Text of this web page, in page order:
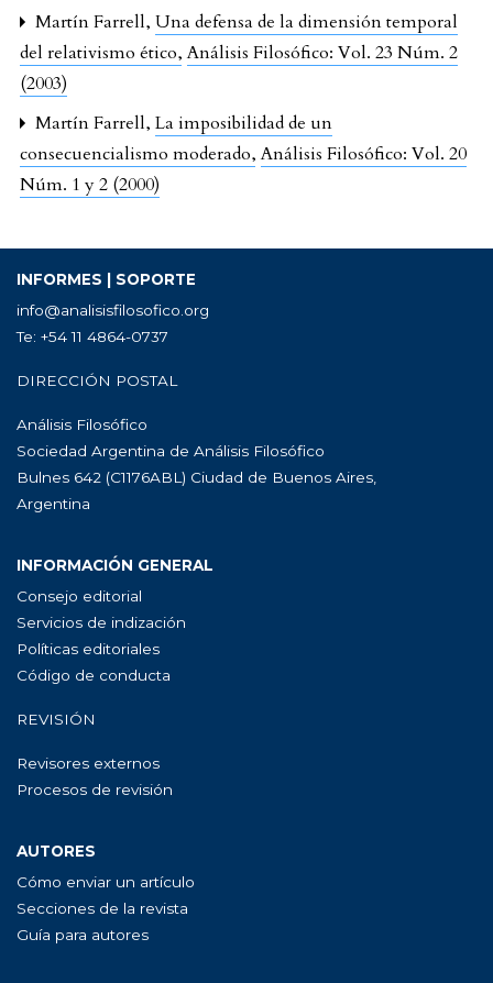
Martín Farrell, Una defensa de la dimensión temporal
del relativismo ético,Análisis Filosófico: Vol. 23 Núm. 2
(2003)
Martín Farrell, La imposibilidad de un
consecuencialismo moderado,Análisis Filosófico: Vol. 20
Núm. 1 y 2 (2000)
INFORMES | SOPORTE
info@analisisfilosofico.org
Te: +54 11 4864-0737
DIRECCIÓN POSTAL
Análisis Filosófico
Sociedad Argentina de Análisis Filosófico
Bulnes 642 (C1176ABL) Ciudad de Buenos Aires,
Argentina
INFORMACIÓN GENERAL
Consejo editorial
Servicios de indización
Políticas editoriales
Código de conducta
REVISIÓN
Revisores externos
Procesos de revisión
AUTORES
Cómo enviar un artículo
Secciones de la revista
Guía para autores